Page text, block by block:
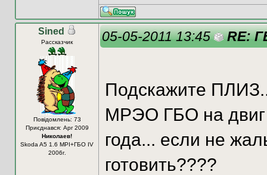
Sined
Рассказчик
Повідомлень: 73
Приєднався: Apr 2009
Николаев!
Skoda A5 1.6 MPI+ГБО IV
2006г.
05-05-2011 13:45 RE:
Подскажите
МРЭО ГБО на двиг
года... если не
готовить????